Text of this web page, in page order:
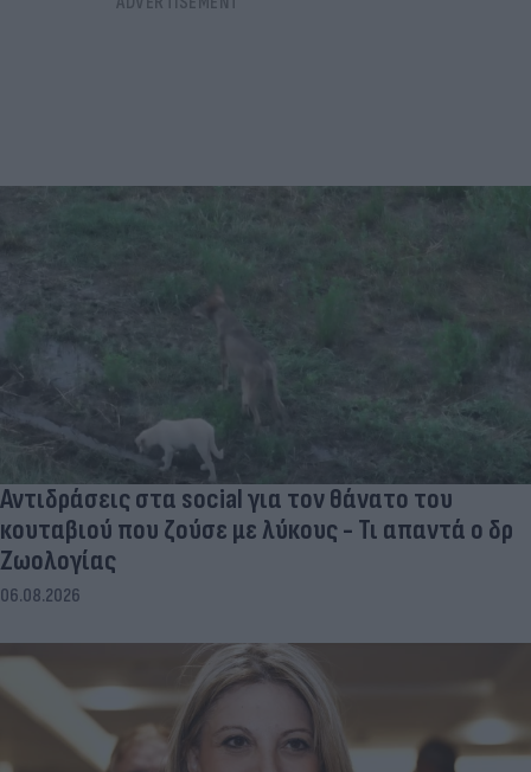
Αντιδράσεις στα social για τον θάνατο του
κουταβιού που ζούσε με λύκους - Τι απαντά ο δρ
Ζωολογίας
06.08.2026